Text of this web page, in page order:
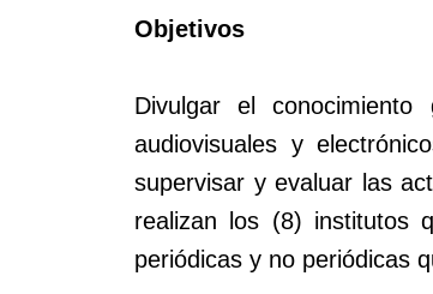
Objetivos
Divulgar el
audiovisuales y
supervisar y evaluar las
realizan los (8) institutos
periódicas y no periódicas